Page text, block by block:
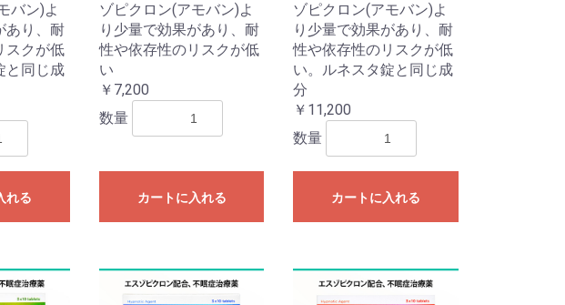
バン)よ
あり、耐
スクが低
と同じ成
れる
ゾピクロン(アモバン)よ
り少量で効果があり、耐
性や依存性のリスクが低
い
￥7,200
数量
カートに入れる
ゾピクロン(アモバン)よ
り少量で効果があり、耐
性や依存性のリスクが低
い。ルネスタ錠と同じ成
分
￥11,200
数量
カートに入れる